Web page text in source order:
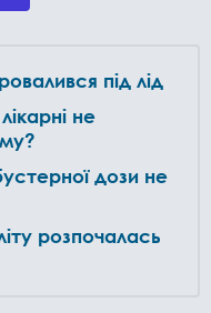
під лід
не
дози не
розпочалась